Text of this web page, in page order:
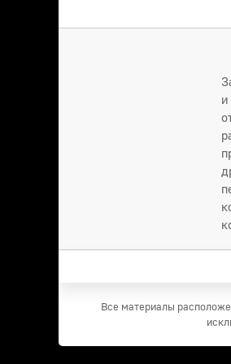
Все материалы